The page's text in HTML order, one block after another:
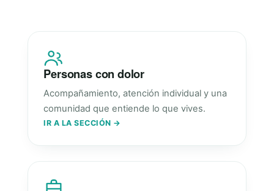
Personas con dolor
Acompañamiento, atención individual y una
comunidad que entiende lo que vives.
IR A LA SECCIÓN →